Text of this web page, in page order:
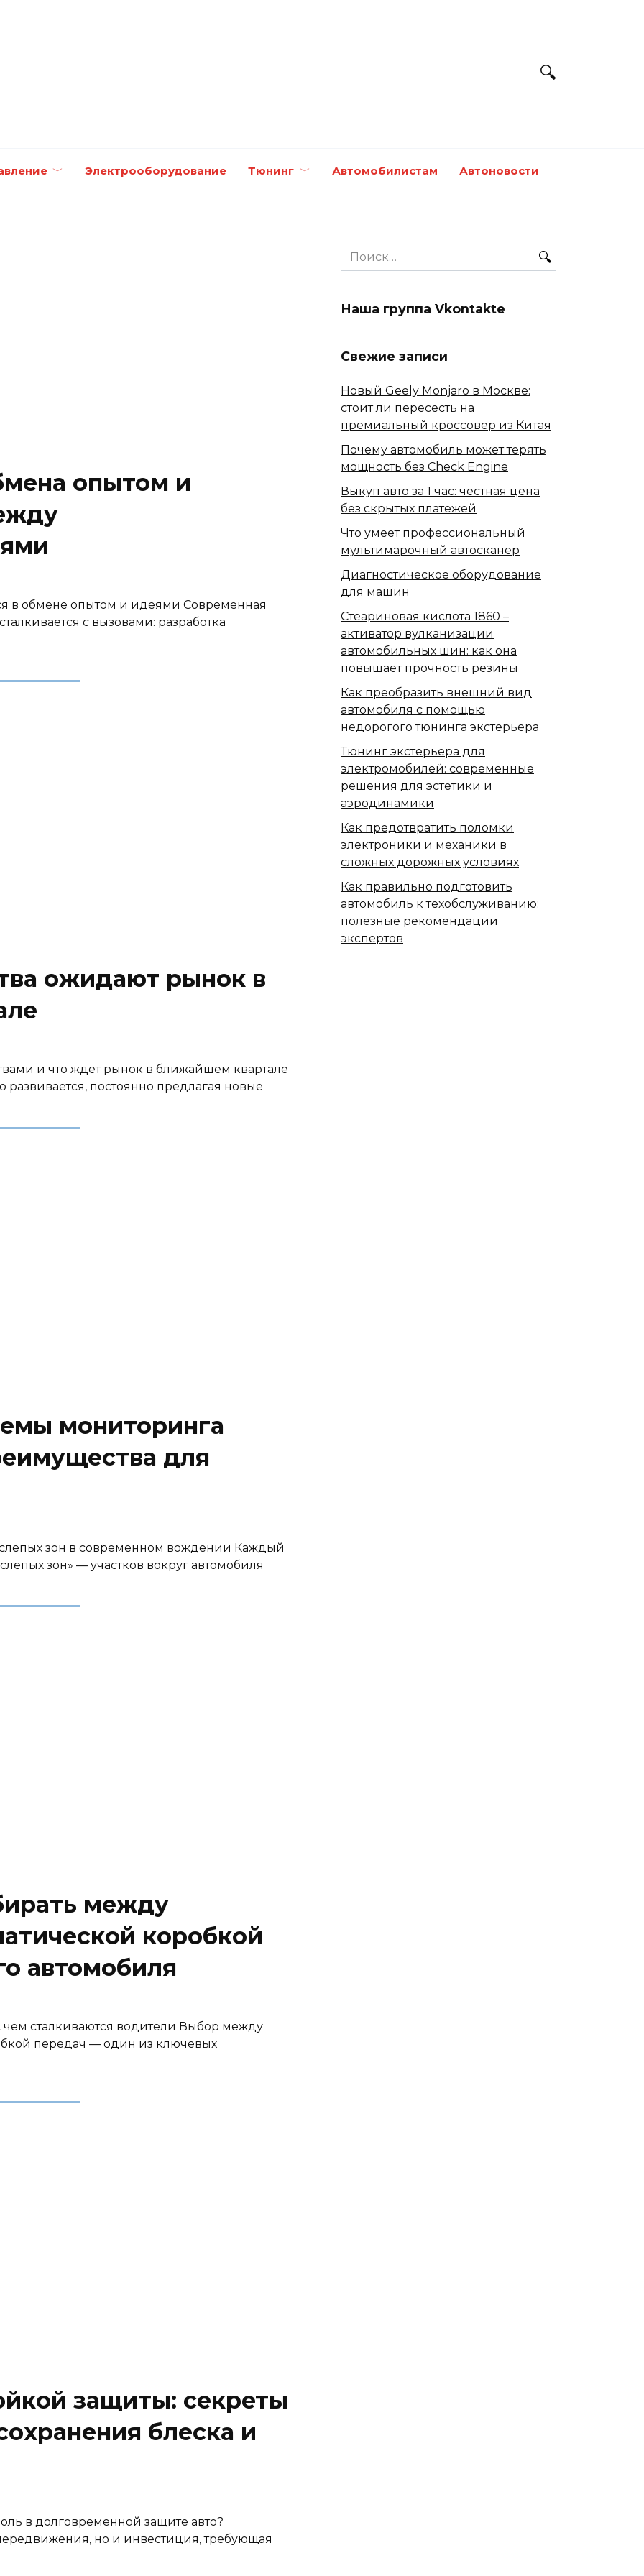
Электрооборудование Тюнинг Автомобилистам Автоновости
опытом и
в обмене опытом и идеями Современная
с вызовами: разработка
ожидают рынок в
и что ждет рынок в ближайшем квартале
постоянно предлагая новые
мониторинга
для
зон в современном вождении Каждый
зон» — участков вокруг автомобиля
между
коробкой
автомобиля
сталкиваются водители Выбор между
передач — один из ключевых
защиты: секреты
блеска и
в долговременной защите авто?
но и инвестиция, требующая
Search
for:
Наша группа Vkontakte
Свежие записи
Новый Geely Monjaro в Москве:
стоит ли пересесть на
премиальный кроссовер из Китая
Почему автомобиль может терять
мощность без Check Engine
Выкуп авто за 1 час: честная цена
без скрытых платежей
Что умеет профессиональный
мультимарочный автосканер
Диагностическое оборудование
для машин
Стеариновая кислота 1860 –
активатор вулканизации
автомобильных шин: как она
повышает прочность резины
Как преобразить внешний вид
автомобиля с помощью
недорогого тюнинга экстерьера
Тюнинг экстерьера для
электромобилей: современные
решения для эстетики и
аэродинамики
Как предотвратить поломки
электроники и механики в
сложных дорожных условиях
Как правильно подготовить
автомобиль к техобслуживанию:
полезные рекомендации
экспертов